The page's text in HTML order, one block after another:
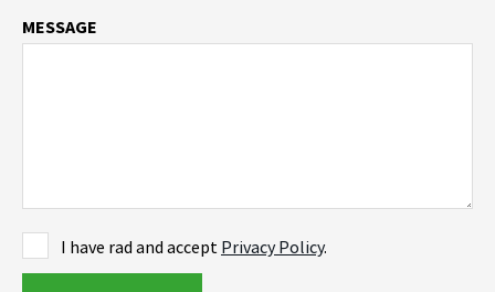
MESSAGE
I have rad and accept Privacy Policy.